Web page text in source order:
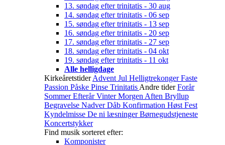
13. søndag efter trinitatis - 30 aug
14. søndag efter trinitatis - 06 sep
15. søndag efter trinitatis - 13 sep
16. søndag efter trinitatis - 20 sep
17. søndag efter trinitatis - 27 sep
18. søndag efter trinitatis - 04 okt
19. søndag efter trinitatis - 11 okt
Alle helligdage
Kirkeåretstider Advent Jul HelligtrekongerFaste
Passion Påske Pinse Trinitatis Andre tider Forår
SommerEfterårVinterMorgen Aften Bryllup
Begravelse NadverDåb Konfirmation Høst Fest
Kyndelmisse De ni læsningerBørnegudstjeneste
Koncertstykker
Find musik sorteret efter:
Komponister